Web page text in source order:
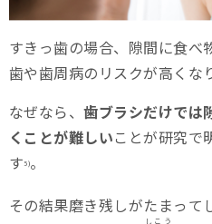
すきっ歯の場合、隙間に食べ
歯や歯周病のリスクが高くな
なぜなら、歯ブラシだけでは
くことが難しいことが研究で
す 5)。
その結果磨き残しがたまって
しこう